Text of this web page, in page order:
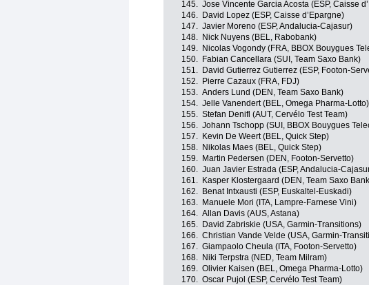
145. Jose Vincente Garcia Acosta (ESP, Caisse
146.
David Lopez (ESP, Caisse d’Epargne)
147. Javier Moreno (ESP, Andalucia-Cajasur)
148.
Nick Nuyens (BEL, Rabobank)
149.
Nicolas Vogondy (FRA, BBOX Bouygues
150.
Fabian Cancellara (SUI, Team Saxo Bank)
151.
David Gutierrez Gutierrez (ESP, Footon-
152.
Pierre Cazaux (FRA, FDJ)
153. Anders Lund (DEN, Team Saxo Bank)
154. Jelle Vanendert (BEL, Omega Pharma-Lotto)
155. Stefan Denifl (AUT, Cervélo Test Team)
156. Johann Tschopp (SUI, BBOX Bouygues
157.
Kevin De Weert (BEL, Quick Step)
158.
Nikolas Maes (BEL, Quick Step)
159.
Martin Pedersen (DEN, Footon-Servetto)
160. Juan Javier Estrada (ESP, Andalucia-
161.
Kasper Klostergaard (DEN, Team Saxo
162.
Benat Intxausti (ESP, Euskaltel-Euskadi)
163.
Manuele Mori (ITA, Lampre-Farnese Vini)
164. Allan Davis (AUS, Astana)
165.
David Zabriskie (USA, Garmin-Transitions)
166. Christian Vande Velde (USA, Garmin-
167. Giampaolo Cheula (ITA, Footon-Servetto)
168.
Niki Terpstra (NED, Team Milram)
169. Olivier Kaisen (BEL, Omega Pharma-Lotto)
170. Oscar Pujol (ESP, Cervélo Test Team)